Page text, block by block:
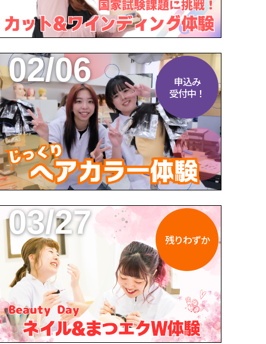
申込み
受付中！
02/06
残りわずか
03/27